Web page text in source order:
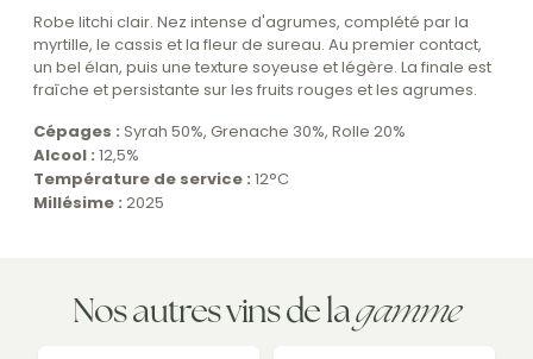
Robe litchi clair. Nez intense d'agrumes, complété par la
myrtille, le cassis et la fleur de sureau. Au premier contact,
un bel élan, puis une texture soyeuse et légère. La finale est
fraîche et persistante sur les fruits rouges et les agrumes.
Cépages : Syrah 50%, Grenache 30%, Rolle 20%
Alcool : 12,5%
Température de service : 12°C
Millésime : 2025
Nos autres vins de lagamme